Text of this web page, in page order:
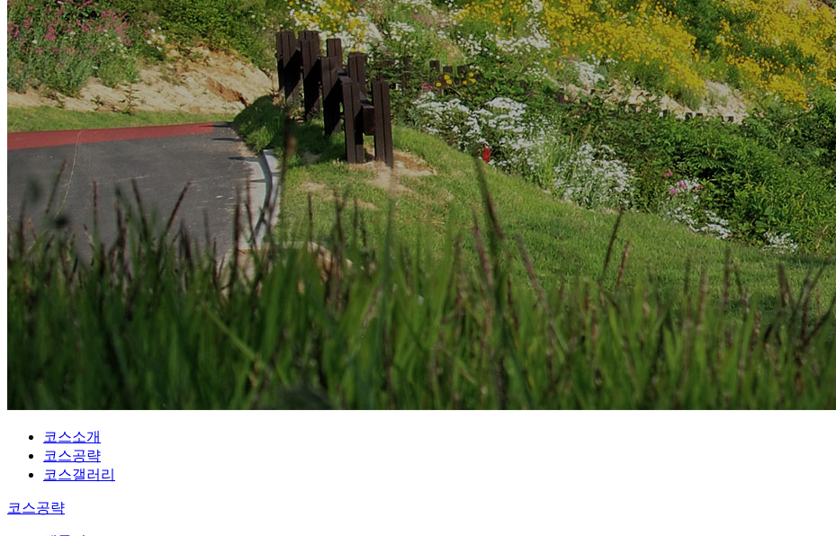
코스소개
코스공략
코스갤러리
코스공략